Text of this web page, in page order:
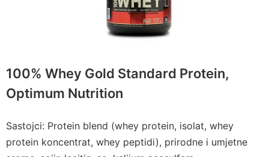
100% Whey Gold Standard Protein,
Optimum Nutrition
Sastojci: Protein blend (whey protein, isolat, whey
protein koncentrat, whey peptidi), prirodne i umjetne